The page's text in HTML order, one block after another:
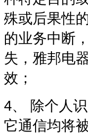
殊或后果性
的业务中断
失，雅邦电
效；
4、
除个人
它通信均将